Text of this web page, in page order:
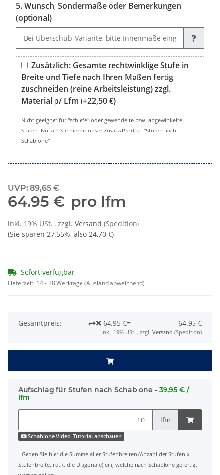
Wunsch, Sondermaße oder Bemerkungen
(optional)
Zusätzlich: Gesamte rechtwinklige Stufe in
Breite und Tiefe nach Ihren Maßen fertig
zuschneiden (reine Arbeitsleistung) zzgl.
Material p/ Lfm (+22,50 €)
Zusätzlich: Gesamte rechtwinklige Stufe in Breite und
Nicht geeignet für "schiefe" oder gewendelte bzw. abgewinkelte
Stufen. Nutzen Sie hierfür unser Zusatz-Produkt "Stufen nach
Schablone"
UVP: 89,65 €
64.95 € pro lfm
inkl. 19% USt. , zzgl. Versand (Spedition)
(Sie sparen 27.55%, also 24,70 €)
Sofort verfügbar
Lieferzeit: 14 - 28 Werktage (Ausland abweichend)
Gesamtpreis: 64.95 €= 64.95 €
inkl. 19% USt. , zzgl. Versand (Spedition)
Aufschlag für Stufen nach Schablone - 39,95 € /
lfm
lfm
Schablone Video-Tutorial anschauen
- Geben Sie hier die Summe aller Stufenbreiten (Anzahl der Stufen x
Stufenbreite, i.d.R. die Diagonale) ein, welche nach Schablone gefertigt